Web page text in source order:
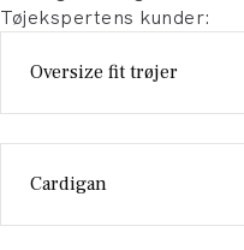
Tøjekspertens kunder:
Oversize fit trøjer
Cardigan